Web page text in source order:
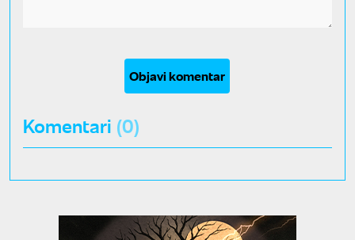
Objavi komentar
Komentari (0)